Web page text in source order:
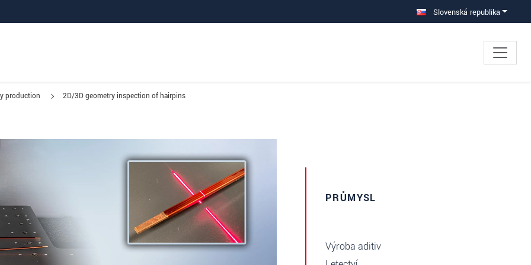
Slovenská republika
production 2D/3D geometry inspection of hairpins
PRŮMYSL
Výroba aditiv